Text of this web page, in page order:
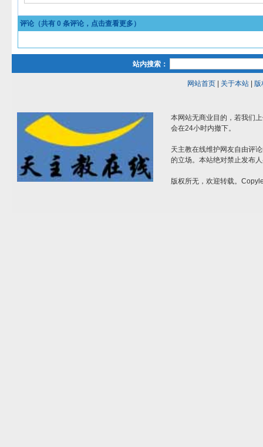
评论（共有 0 条评论，点击查看更多）
站内搜索：
网站首页| 关于本站| 版
本网站无商业目的，若我们
会在24小时内撤下。
天主教在线维护网友自由评
的立场。本站绝对禁止发布
版权所无，欢迎转载。